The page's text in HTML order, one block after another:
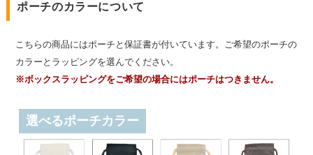
ポーチのカラーについて
こちらの商品にはポーチと保証書が付いています。ご希望のポーチの
カラーとラッピングを選んでください。
※ボックスラッピングをご希望の場合にはポーチはつきません。
選べるポーチカラー